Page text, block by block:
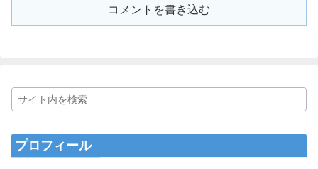
コメントを書き込む
プロフィール